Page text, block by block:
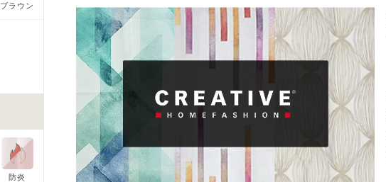
ブラウン
防炎